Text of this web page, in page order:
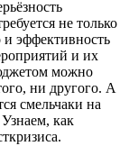
не только
эффективность
и их
можно
ни другого. А
смельчаки на
как